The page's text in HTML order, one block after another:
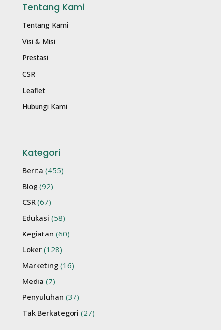
Tentang Kami
Tentang Kami
Visi & Misi
Prestasi
CSR
Leaflet
Hubungi Kami
Kategori
Berita (455)
Blog (92)
CSR (67)
Edukasi (58)
Kegiatan (60)
Loker (128)
Marketing (16)
Media (7)
Penyuluhan (37)
Tak Berkategori (27)